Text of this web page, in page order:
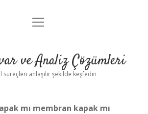
Anasayfa
Yasal Uyarı
menüyü
ve Analiz Çözümleri
süreçleri anlaşılır şekilde keşfedin
mı membran kapak mı